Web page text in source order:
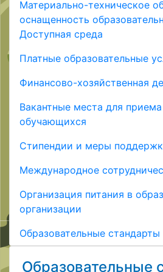
Материально-техническое
оснащенность
Доступная среда
Платные образовательные
Финансово-хозяйственная
Вакантные места для
обучающихся
Стипендии и меры
Международное
Организация питания в
организации
Образовательные
Образовательные